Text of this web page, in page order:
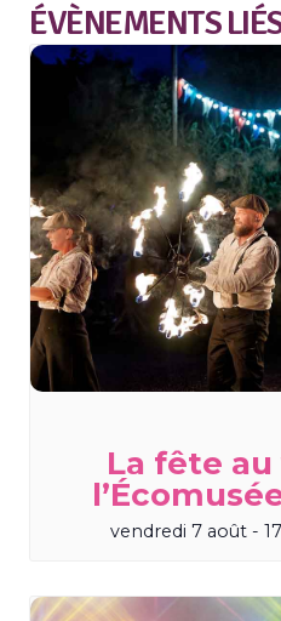
ÉVÈNEMENTS
La fête
vendredi 7 août -